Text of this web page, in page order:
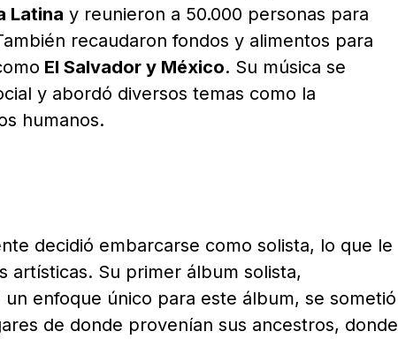
Latina y reunieron a 50.000 personas para
recaudaron fondos y alimentos para
El Salvador y México. Su música se
y abordó diversos temas como la
humanos.
decidió embarcarse como solista, lo que le
artísticas. Su primer álbum solista,
enfoque único para este álbum, se sometió
de donde provenían sus ancestros, donde